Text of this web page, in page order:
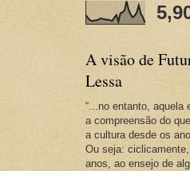
A visão de
Lessa
“...no entanto, aquela
a compreensão do
a cultura desde os
Ou seja:
anos, ao ensejo de